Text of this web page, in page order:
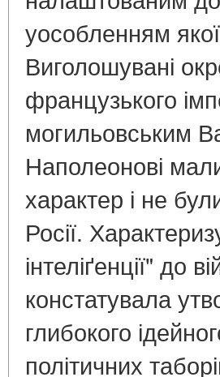
уособленням
Виголошувані
французького
могильовським
Наполеонові
характер і не
Росії.
інтеліґенції"
констатувала
глибокого
політичних